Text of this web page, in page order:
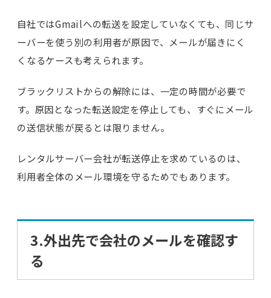
自社ではGmailへの転送を設定していなくても、同じサ
ーバーを使う別の利用者が原因で、メールが届きにく
くなるケースも考えられます。
ブラックリストからの解除には、一定の時間が必要で
す。原因となった転送設定を停止しても、すぐにメール
の送信状態が戻るとは限りません。
レンタルサーバー会社が転送停止を求めているのは、
利用者全体のメール環境を守るためでもあります。
3.外出先で会社のメールを確認す
る